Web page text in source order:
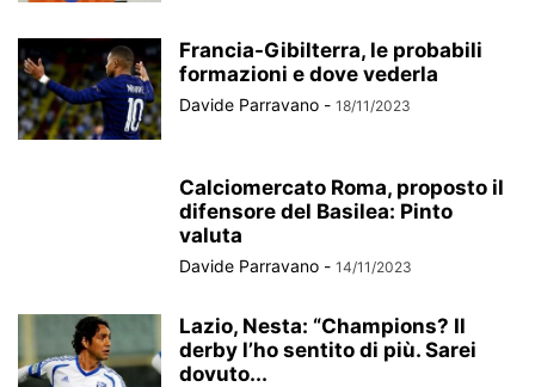
Francia-Gibilterra, le probabili
formazioni e dove vederla
Davide Parravano - 18/11/2023
Calciomercato Roma, proposto il
difensore del Basilea: Pinto
valuta
Davide Parravano - 14/11/2023
Lazio, Nesta: “Champions? Il
derby l’ho sentito di più. Sarei
dovuto...